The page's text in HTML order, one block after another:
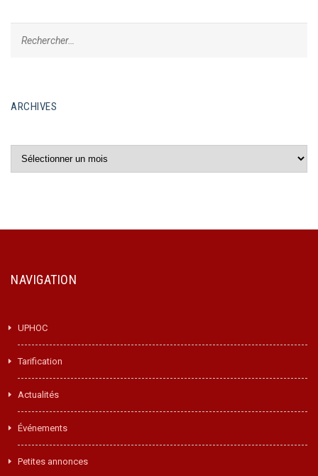
ARCHIVES
NAVIGATION
UPHOC
Tarification
Actualités
Événements
Petites annonces